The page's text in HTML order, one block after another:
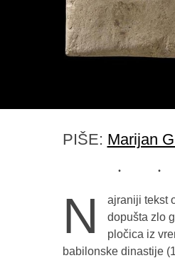
PIŠE: Marijan
N
ajraniji tekst
dopušta zlo
pločica iz
babilonske dinastije